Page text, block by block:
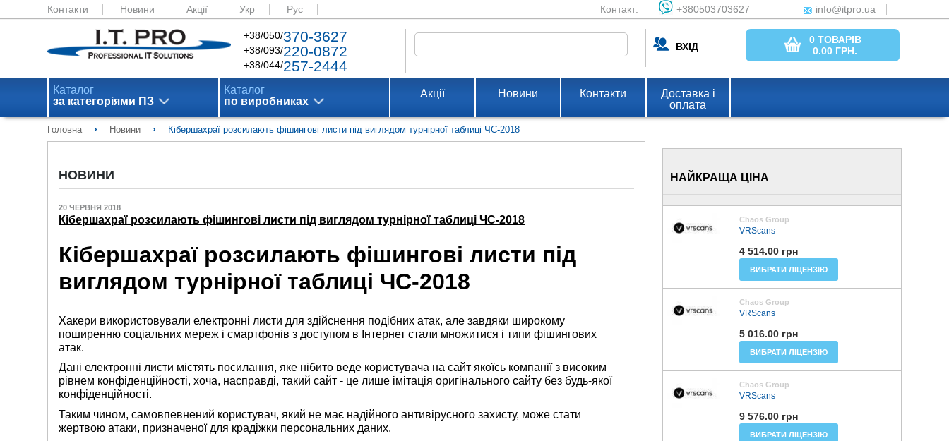
Контакти Новини Акції Укр Рус Контакт: +380503703627 info@itpro.ua
+38/050/370-3627
+38/093/220-0872
+38/044/257-2444
ВХІД
0 ТОВАРІВ
0.00 ГРН.
Каталог
за категоріями ПЗ
Каталог
по виробниках
Акції Новини Контакти
Доставка і
оплата
Головна › Новини › Кібершахраї розсилають фішингові листи під виглядом турнірної таблиці ЧС-2018
НОВИНИ
20 ЧЕРВНЯ 2018
Кібершахраї розсилають фішингові листи під виглядом турнірної таблиці ЧС-2018
Кібершахраї розсилають фішингові листи під
виглядом турнірної таблиці ЧС-2018
Хакери використовували електронні листи для здійснення подібних атак, але завдяки широкому
поширенню соціальних мереж і смартфонів з доступом в Інтернет стали множитися і типи фішингових
атак.
Дані електронні листи містять посилання, яке нібито веде користувача на сайт якоїсь компанії з високим
рівнем конфіденційності, хоча, насправді, такий сайт - це лише імітація оригінального сайту без будь-якої
конфіденційності.
Таким чином, самовпевнений користувач, який не має надійного антивірусного захисту, може стати
жертвою атаки, призначеної для крадіжки персональних даних.
НАЙКРАЩА ЦІНА
Chaos Group
VRScans
4 514.00 грн
ВИБРАТИ ЛІЦЕНЗІЮ
Chaos Group
VRScans
5 016.00 грн
ВИБРАТИ ЛІЦЕНЗІЮ
Chaos Group
VRScans
9 576.00 грн
ВИБРАТИ ЛІЦЕНЗІЮ